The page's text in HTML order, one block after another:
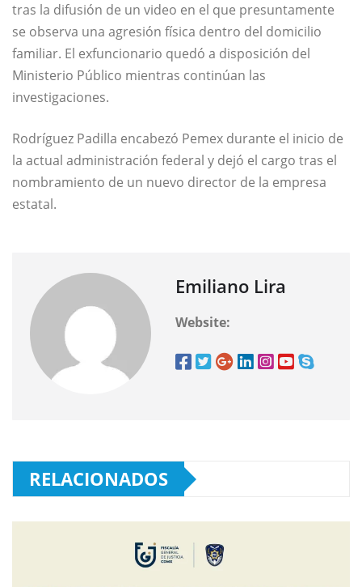
tras la difusión de un video en el que presuntamente
se observa una agresión física dentro del domicilio
familiar. El exfuncionario quedó a disposición del
Ministerio Público mientras continúan las
investigaciones.
Rodríguez Padilla encabezó Pemex durante el inicio de
la actual administración federal y dejó el cargo tras el
nombramiento de un nuevo director de la empresa
estatal.
Emiliano Lira
Website:
RELACIONADOS